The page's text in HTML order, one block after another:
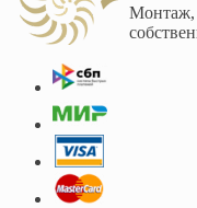
Монтаж,